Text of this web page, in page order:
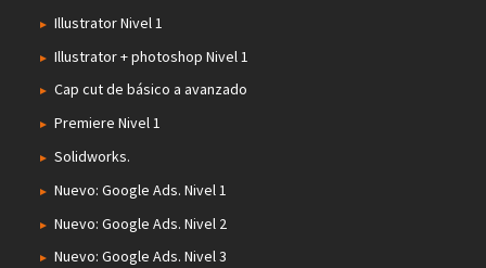
Illustrator Nivel 1
Illustrator + photoshop Nivel 1
Cap cut de básico a avanzado
Premiere Nivel 1
Solidworks.
Nuevo: Google Ads. Nivel 1
Nuevo: Google Ads. Nivel 2
Nuevo: Google Ads. Nivel 3